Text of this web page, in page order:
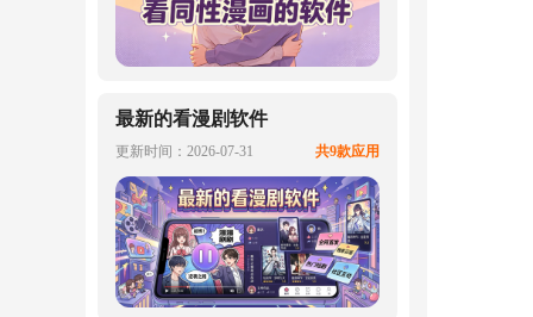
最新的看漫剧软件
更新时间：2026-07-31 共9款应用